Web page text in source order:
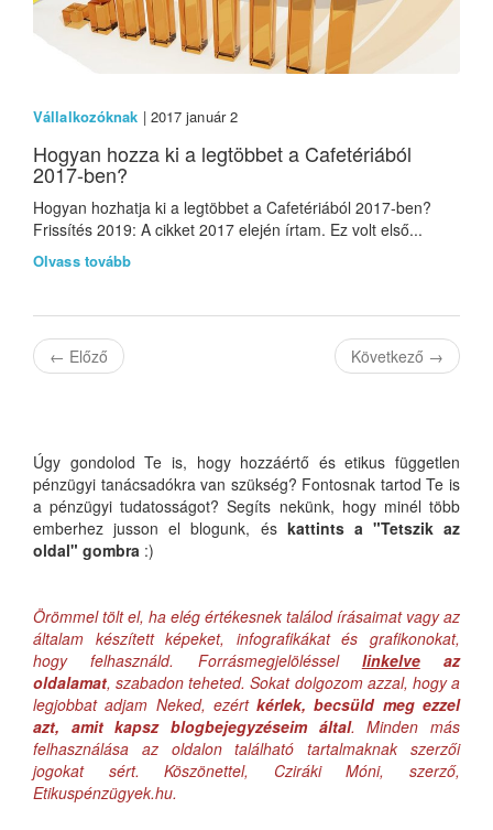
Vállalkozóknak | 2017 január 2
Hogyan hozza ki a legtöbbet a Cafetériából
2017-ben?
Hogyan hozhatja ki a legtöbbet a Cafetériából 2017-ben?
Frissítés 2019: A cikket 2017 elején írtam. Ez volt első...
Olvass tovább
← Előző Következő →
Úgy gondolod Te is, hogy hozzáértő és etikus független
pénzügyi tanácsadókra van szükség? Fontosnak tartod Te is
a pénzügyi tudatosságot? Segíts nekünk, hogy minél több
emberhez jusson el blogunk, és kattints a "Tetszik az
oldal" gombra :)
Örömmel tölt el, ha elég értékesnek találod írásaimat vagy az
általam készített képeket, infografikákat és grafikonokat,
hogy felhasználd. Forrásmegjelöléssel linkelveaz
oldalamat, szabadon teheted. Sokat dolgozom azzal, hogy a
legjobbat adjam Neked, ezértkérlek, becsüld meg ezzel
azt, amit kapsz blogbejegyzéseim által. Minden más
felhasználása az oldalon található tartalmaknak szerzői
jogokat sért. Köszönettel, Cziráki Móni, szerző,
Etikuspénzügyek.hu.